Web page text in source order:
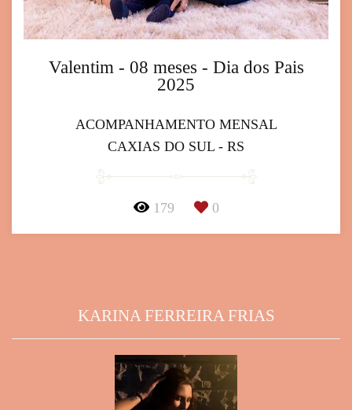
Valentim - 08 meses - Dia dos Pais
2025
ACOMPANHAMENTO MENSAL
CAXIAS DO SUL - RS
179 0
KARINA FERREIRA FRIAS